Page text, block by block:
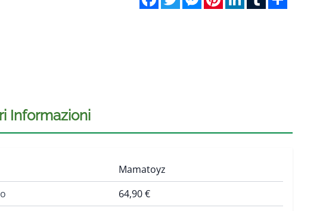
Informazioni
Mamatoyz
64,90 €